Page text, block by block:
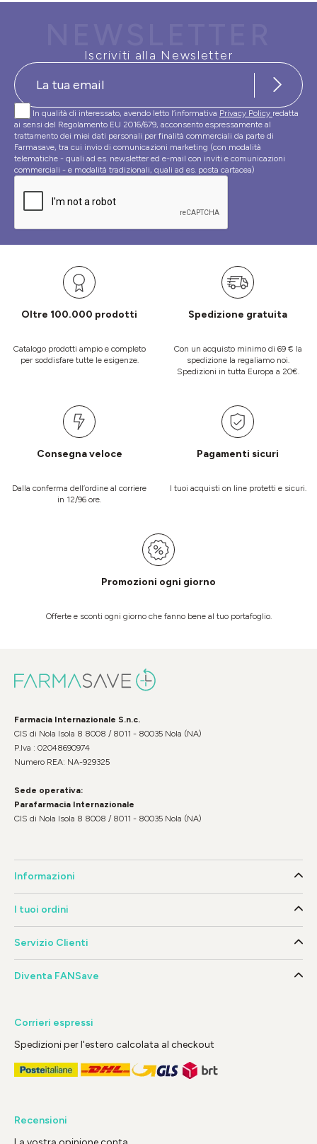
Iscriviti alla Newsletter
In qualità di interessato, avendo letto l’informativa Privacy Policy redatta
ai sensi del Regolamento EU 2016/679, acconsento espressamente al
trattamento dei miei dati personali per finalità commerciali da parte di
Farmasave, tra cui invio di comunicazioni marketing (con modalità
telematiche - quali ad es. newsletter ed e-mail con inviti e comunicazioni
commerciali - e modalità tradizionali, quali ad es. posta cartacea)
Oltre 100.000 prodotti
Catalogo prodotti ampio e completo
per soddisfare tutte le esigenze.
Spedizione gratuita
Con un acquisto minimo di 69 € la
spedizione la regaliamo noi.
Spedizioni in tutta Europa a 20€.
Consegna veloce
Dalla conferma dell’ordine al corriere
in 12/96 ore.
Pagamenti sicuri
I tuoi acquisti on line protetti e sicuri.
Promozioni ogni giorno
Offerte e sconti ogni giorno che fanno bene al tuo portafoglio.
Farmacia Internazionale S.n.c.
CIS di Nola Isola 8 8008 / 8011 - 80035 Nola (NA)
P.Iva : 02048690974
Numero REA: NA-929325
Sede operativa:
Parafarmacia Internazionale
CIS di Nola Isola 8 8008 / 8011 - 80035 Nola (NA)
Informazioni
I tuoi ordini
Servizio Clienti
Diventa FANSave
Corrieri espressi
Spedizioni per l'estero calcolata al checkout
Recensioni